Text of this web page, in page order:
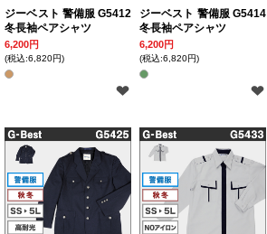
ジーベスト 警備服 G5412
冬長袖ペアシャツ
6,200円
(税込:6,820円)
ジーベスト 警備服 G5414
冬長袖ペアシャツ
6,200円
(税込:6,820円)